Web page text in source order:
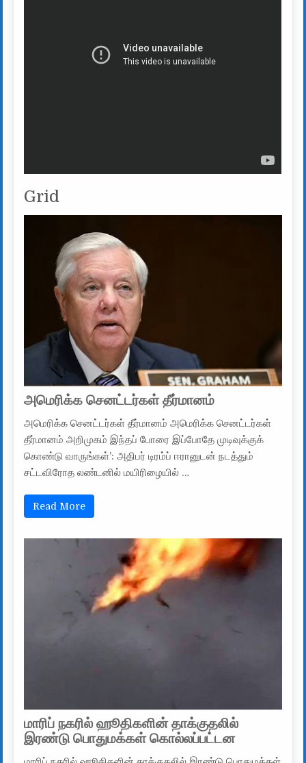
Grid
அமெரிக்க செனட்டர்கள் தீர்மானம்
அமெரிக்க செனட்டர்கள் தீர்மானம் அமெரிக்க செனட்டர்கள்
தீர்மானம் அறிமுகம் இந்தப் போரை இப்போதே முடிவுக்குக்
கொண்டு வாருங்கள்’: அதிபர் டிரம்ப் ஈரானுடன் நடத்தும்
சட்டவிரோத லண்டனில் மயிரிழையில் …
Read More
மாரிப் நகரில் ஹூதிகளின் தாக்குதலில்
இரண்டு பொதுமக்கள் கொல்லப்பட்டன